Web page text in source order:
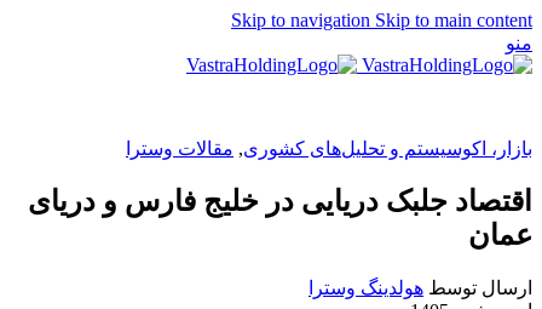
Skip to navigation Skip to main content
منو
بازار، اکوسیستم و تحلیل‌های کشوری, مقالات وسترا
اقتصاد جلبک دریایی در خلیج فارس و دریای
عمان
ارسال توسط هولدینگ وسترا